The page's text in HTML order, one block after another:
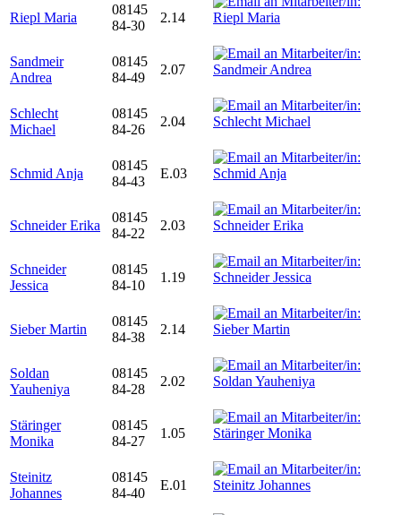
Riepl Maria
08145
84-30
2.14
Sandmeir
Andrea
08145
84-49
2.07
Schlecht
Michael
08145
84-26
2.04
Schmid Anja
08145
84-43
E.03
Schneider Erika
08145
84-22
2.03
Schneider
Jessica
08145
84-10
1.19
Sieber Martin
08145
84-38
2.14
Soldan
Yauheniya
08145
84-28
2.02
Stäringer
Monika
08145
84-27
1.05
Steinitz
Johannes
08145
84-40
E.01